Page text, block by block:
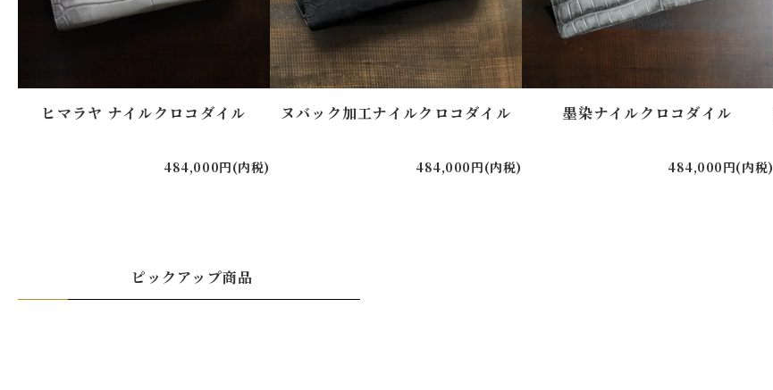
ヒマラヤ ナイルクロコダイル
484,000円(内税)
ヌバック加工ナイルクロコダイル
484,000円(内税)
墨染ナイルクロコダイル
484,000円(内税)
ピックアップ商品